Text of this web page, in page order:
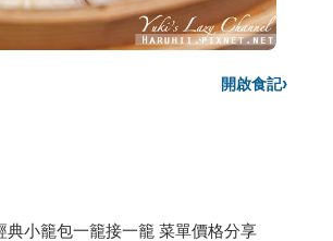
開啟食記›
小籠包一籠接一籠 菜單價格分享